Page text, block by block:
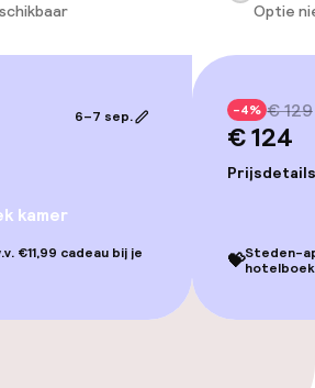
kamers beschikbaar
6–7 sep.
kamer
€11,99 cadeau bij je
Optie
-4% € 129
€ 124
Prijsdetails
💝Steden-